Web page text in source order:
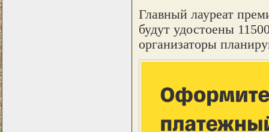
Главный лауреат
будут удостоены
организаторы